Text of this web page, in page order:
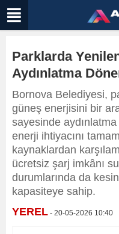
Parklarda
Aydınlatma
Bornova Belediyesi,
güneş enerjisini bir
sayesinde
enerji ihtiyacını
kaynaklardan
ücretsiz şarj imkânı
durumlarında da
kapasiteye sahip.
YEREL - 20-05-2026 10:40